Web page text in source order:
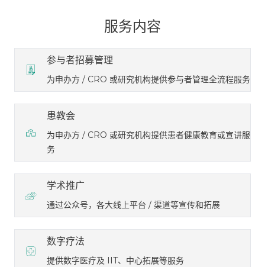
服务内容
参与者招募管理
为申办方 / CRO 或研究机构提供参与者管理全流程服务
患教会
为申办方 / CRO 或研究机构提供患者健康教育或宣讲服
务
学术推广
通过公众号，各大线上平台 / 渠道等宣传和拓展
数字疗法
提供数字医疗及 IIT、中心拓展等服务